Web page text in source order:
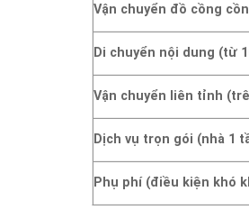
Vận chuyển đồ cồng
Di chuyển nội dung (từ
Vận chuyển liên tỉnh
Dịch vụ trọn gói (nhà 1
Phụ phí (điều kiện khó